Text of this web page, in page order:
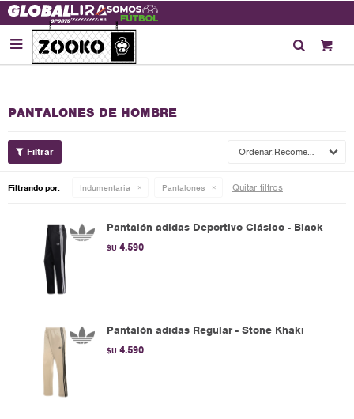

PANTALONES DE HOMBRE
Recomendados
Filtrando por: Indumentaria Pantalones Quitar filtros
Pantalón adidas Deportivo Clásico - Black
$U 4.590
Pantalón adidas Regular - Stone Khaki
$U 4.590